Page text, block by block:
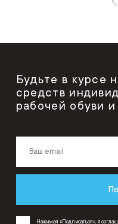
Будьте в курсе
средств
рабочей обуви
Нажимая «Подписаться», я